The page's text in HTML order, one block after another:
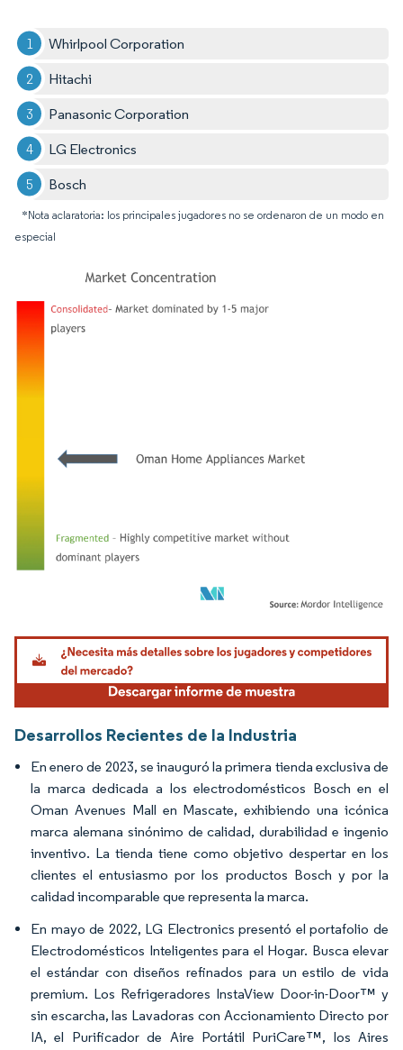
Whirlpool Corporation
Hitachi
Panasonic Corporation
LG Electronics
Bosch
*Nota aclaratoria: los principales jugadores no se ordenaron de un modo en
especial
Imagen © Mordor Intelligence. El uso requiere atribución según CC BY 4.0.
Desarrollos Recientes de la Industria
En enero de 2023, se inauguró la primera tienda exclusiva de
la marca dedicada a los electrodomésticos Bosch en el
Oman Avenues Mall en Mascate, exhibiendo una icónica
marca alemana sinónimo de calidad, durabilidad e ingenio
inventivo. La tienda tiene como objetivo despertar en los
clientes el entusiasmo por los productos Bosch y por la
calidad incomparable que representa la marca.
En mayo de 2022, LG Electronics presentó el portafolio de
Electrodomésticos Inteligentes para el Hogar. Busca elevar
el estándar con diseños refinados para un estilo de vida
premium. Los Refrigeradores InstaView Door-in-Door™ y
sin escarcha, las Lavadoras con Accionamiento Directo por
IA, el Purificador de Aire Portátil PuriCare™, los Aires